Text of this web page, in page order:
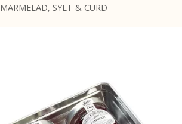
MARMELAD, SYLT & CURD